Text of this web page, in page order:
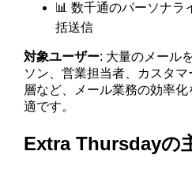
📊 数千通のパーソナラ
括送信
対象ユーザー: 大量のメール
ソン、営業担当者、カスタ
層など、メール業務の効率
適です。
Extra Thursdayの